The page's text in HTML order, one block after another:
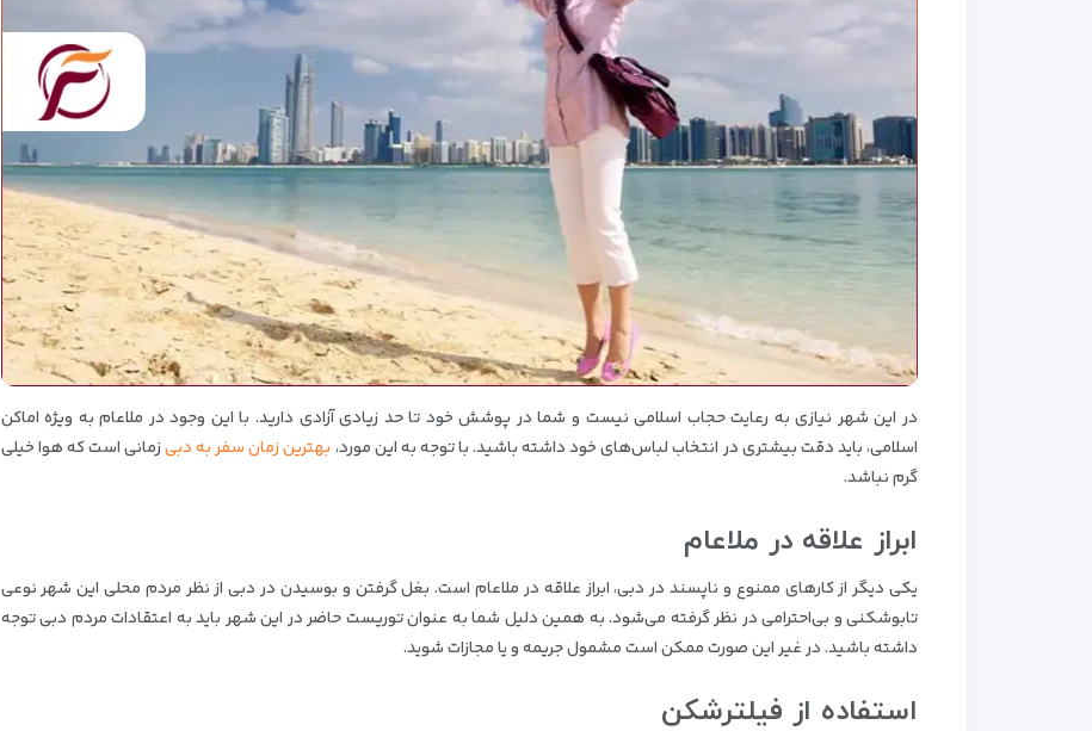
در این شهر نیازی به رعایت حجاب اسلامی نیست و شما در پوشش خود تا حد زیادی آزادی دارید. با این وجود در ملاعام به ویژه اماکن
اسلامی، باید دقت بیشتری در انتخاب لباس‌های خود داشته باشید. با توجه به این مورد، بهترین زمان سفر به دبیزمانی است که هوا خیلی
گرم نباشد.
ابراز علاقه در ملاعام
یکی دیگر از کارهای ممنوع و ناپسند در دبی، ابراز علاقه در ملاعام است. بغل گرفتن و بوسیدن در دبی از نظر مردم محلی این شهر نوعی
تابوشکنی و بی‌احترامی در نظر گرفته می‌شود. به همین دلیل شما به عنوان توریست حاضر در این شهر باید به اعتقادات مردم دبی توجه
داشته باشید. در غیر این صورت ممکن است مشمول جریمه و یا مجازات شوید.
استفاده از فیلترشکن